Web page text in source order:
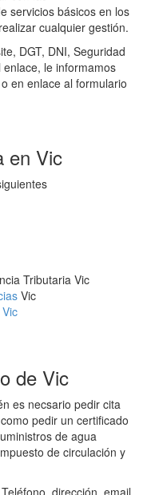
servicios básicos en los
cualquier gestión.
DGT, DNI, Seguridad
le informamos
en enlace al formulario
en Vic
Tributaria Vic
Vic
de Vic
es necsario pedir cita
pedir un certificado
de agua
de circulación y